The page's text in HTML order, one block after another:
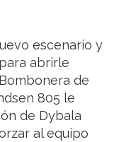
escenario y
abrirle
de
805 le
de Dybala
al equipo